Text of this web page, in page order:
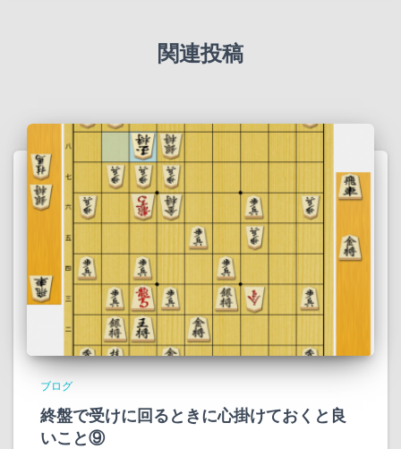
関連投稿
ブログ
終盤で受けに回るときに心掛けておくと良
いこと⑨